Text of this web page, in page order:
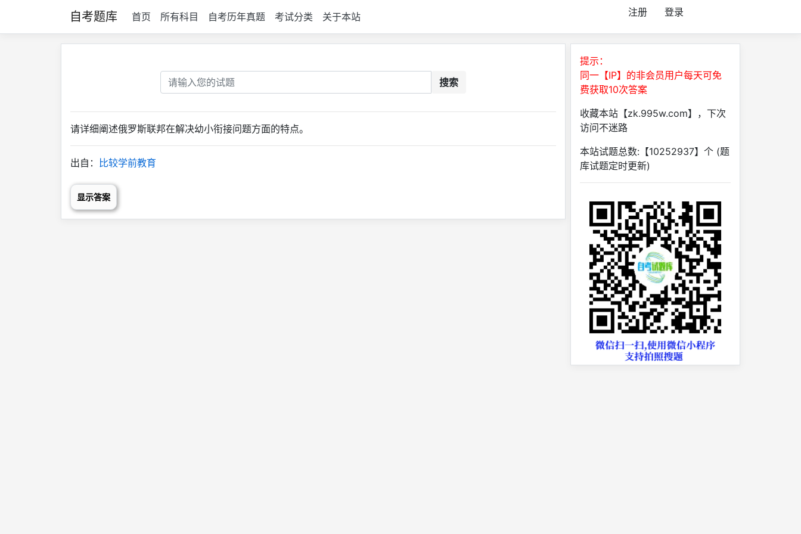
自考题库 首页 所有科目 自考历年真题 考试分类 关于本站 注册 登录
搜索
请详细阐述俄罗斯联邦在解决幼小衔接问题方面的特点。
出自： 比较学前教育
显示答案
提示：
同一【IP】的非会员用户每天可免
费获取10次答案
收藏本站【zk.995w.com】，下次
访问不迷路
本站试题总数:【10252937】个 (题
库试题定时更新)